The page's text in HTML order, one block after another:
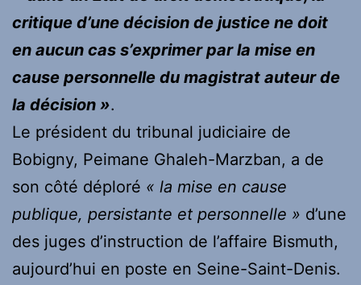
critique d’une décision de justice ne doit
en aucun cas s’exprimer par la mise en
cause personnelle du magistrat auteur de
la décision ».
Le président du tribunal judiciaire de
Bobigny, Peimane Ghaleh-Marzban, a de
son côté déploré « la mise en cause
publique, persistante et personnelle » d’une
des juges d’instruction de l’affaire Bismuth,
aujourd’hui en poste en Seine-Saint-Denis.